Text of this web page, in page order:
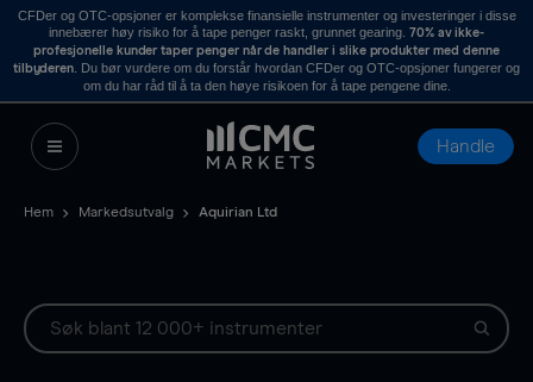
CFDer og OTC-opsjoner er komplekse finansielle instrumenter og investeringer i disse
innebærer høy risiko for å tape penger raskt, grunnet gearing. 70% av ikke-
profesjonelle kunder taper penger når de handler i slike produkter med denne
tilbyderen . Du bør vurdere om du forstår hvordan CFDer og OTC-opsjoner fungerer og
om du har råd til å ta den høye risikoen for å tape pengene dine.
Handle
Hem Markedsutvalg Aquirian Ltd